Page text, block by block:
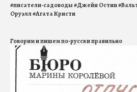
#писатели-садоводы#Джейн Остин#
Оруэлл#Агата Кристи
Говорим и пишем по-русски правильно